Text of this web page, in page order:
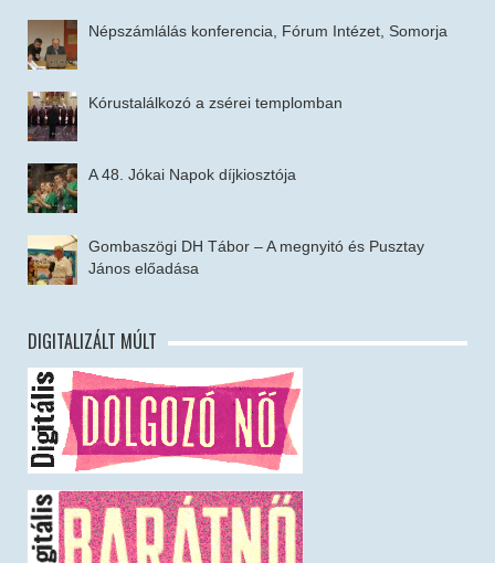
Népszámlálás konferencia, Fórum Intézet, Somorja
Kórustalálkozó a zsérei templomban
A 48. Jókai Napok díjkiosztója
Gombaszögi DH Tábor – A megnyitó és Pusztay
János előadása
DIGITALIZÁLT MÚLT